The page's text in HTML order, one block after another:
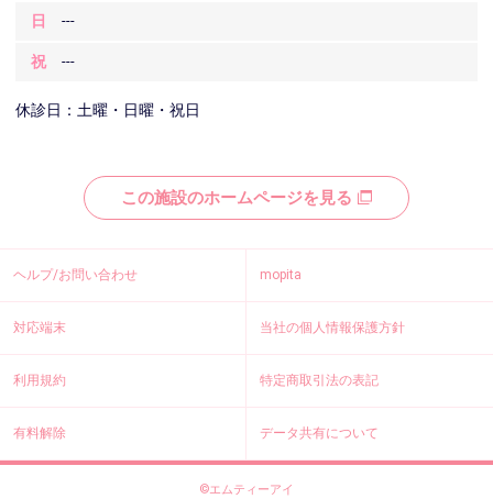
日 ---
祝 ---
休診日：土曜・日曜・祝日
この施設のホームページを見る
ヘルプ/お問い合わせ mopita
対応端末 当社の個人情報保護方針
利用規約 特定商取引法の表記
有料解除 データ共有について
©エムティーアイ